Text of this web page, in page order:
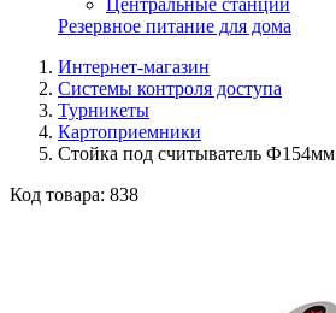
Резервное питание для дома
Интернет-магазин
Системы контроля доступа
Турникеты
Картоприемники
Стойка под считыватель Ф154мм
Код товара: 838